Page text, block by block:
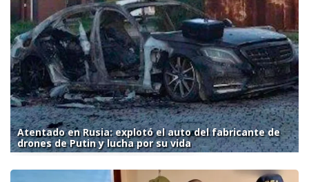
Atentado en Rusia: explotó el auto del fabricante de
drones de Putin y lucha por su vida